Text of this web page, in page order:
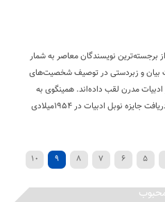
برجسته‌ترین نویسندگان معاصر به شمار
بیان و زبردستی در توصیف شخصیت‌های
ادبیات مدرن لقب داده‌اند. همینگوی به
خاطر رمان «پیرمرد و دریا» موفق به دریافت جایزه نوبل ادبیات در ۱۹۵۴میلادی
5
6
7
8
9
10
14
›
20
30
40
...